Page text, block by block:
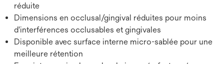
réduite
Dimensions en occlusal/gingival réduites pour moins
d'interférences occlusables et gingivales
Disponible avec surface interne micro-sablée pour une
meilleure rétention